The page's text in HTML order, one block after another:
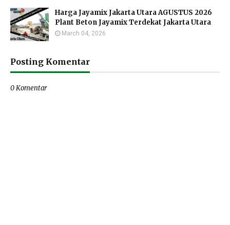
Harga Jayamix Jakarta Utara AGUSTUS 2026
Plant Beton Jayamix Terdekat Jakarta Utara
March 04, 2026
Posting Komentar
0 Komentar